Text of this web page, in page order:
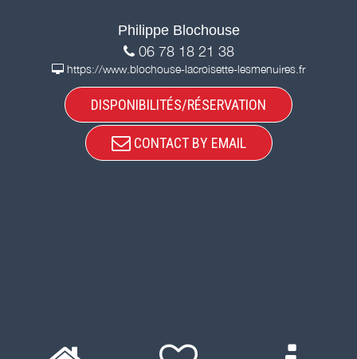
Philippe Blochouse
06 78 18 21 38
https://www.blochouse-lacroisette-lesmenuires.fr
DISPONIBILITÉS/RÉSERVATION
CONTACT BY EMAIL